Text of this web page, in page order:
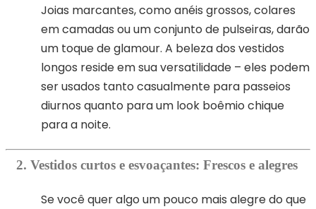
Joias marcantes, como anéis grossos, colares
em camadas ou um conjunto de pulseiras, darão
um toque de glamour. A beleza dos vestidos
longos reside em sua versatilidade – eles podem
ser usados ​​tanto casualmente para passeios
diurnos quanto para um look boêmio chique
para a noite.
2. Vestidos curtos e esvoaçantes: Frescos e alegres
Se você quer algo um pouco mais alegre do que